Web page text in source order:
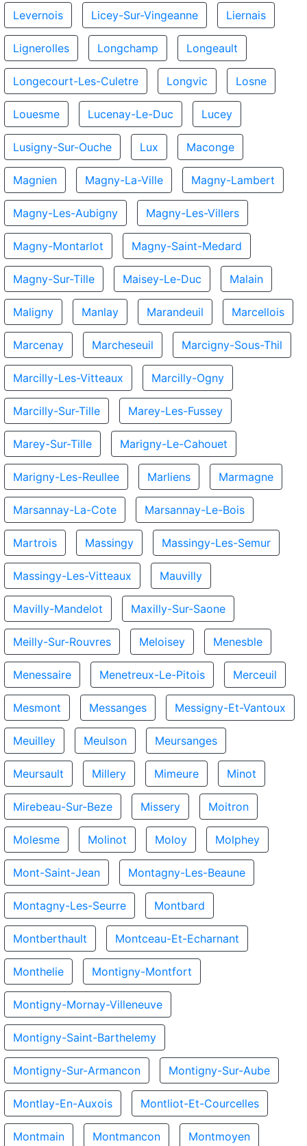
Levernois Licey-Sur-Vingeanne Liernais
Lignerolles Longchamp Longeault
Longecourt-Les-Culetre Longvic Losne
Louesme Lucenay-Le-Duc Lucey
Lusigny-Sur-Ouche Lux Maconge
Magnien Magny-La-Ville Magny-Lambert
Magny-Les-Aubigny Magny-Les-Villers
Magny-Montarlot Magny-Saint-Medard
Magny-Sur-Tille Maisey-Le-Duc Malain
Maligny Manlay Marandeuil Marcellois
Marcenay Marcheseuil Marcigny-Sous-Thil
Marcilly-Les-Vitteaux Marcilly-Ogny
Marcilly-Sur-Tille Marey-Les-Fussey
Marey-Sur-Tille Marigny-Le-Cahouet
Marigny-Les-Reullee Marliens Marmagne
Marsannay-La-Cote Marsannay-Le-Bois
Martrois Massingy Massingy-Les-Semur
Massingy-Les-Vitteaux Mauvilly
Mavilly-Mandelot Maxilly-Sur-Saone
Meilly-Sur-Rouvres Meloisey Menesble
Menessaire Menetreux-Le-Pitois Merceuil
Mesmont Messanges Messigny-Et-Vantoux
Meuilley Meulson Meursanges
Meursault Millery Mimeure Minot
Mirebeau-Sur-Beze Missery Moitron
Molesme Molinot Moloy Molphey
Mont-Saint-Jean Montagny-Les-Beaune
Montagny-Les-Seurre Montbard
Montberthault Montceau-Et-Echarnant
Monthelie Montigny-Montfort
Montigny-Mornay-Villeneuve
Montigny-Saint-Barthelemy
Montigny-Sur-Armancon Montigny-Sur-Aube
Montlay-En-Auxois Montliot-Et-Courcelles
Montmain Montmancon Montmoyen